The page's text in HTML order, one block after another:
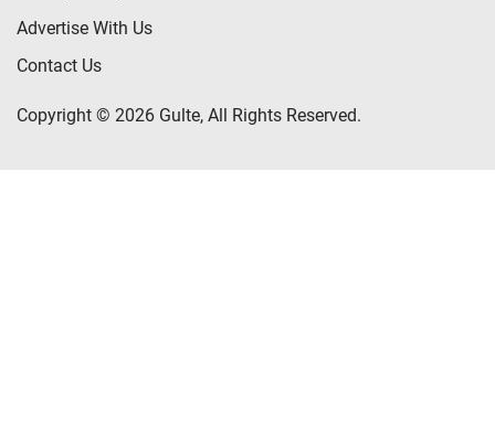
Advertise With Us
Contact Us
Copyright © 2026 Gulte, All Rights Reserved.